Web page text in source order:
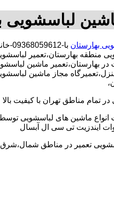
لباسشویی
بهارستان
با-
منطقه بهارستان،تعمیر
ماشین
مجاز ماشین
مناطق تهران با کیفیت
انواع ماشین های لباسشویی
ایندزیت تی سی ال آبسال
تعمیر در مناطق